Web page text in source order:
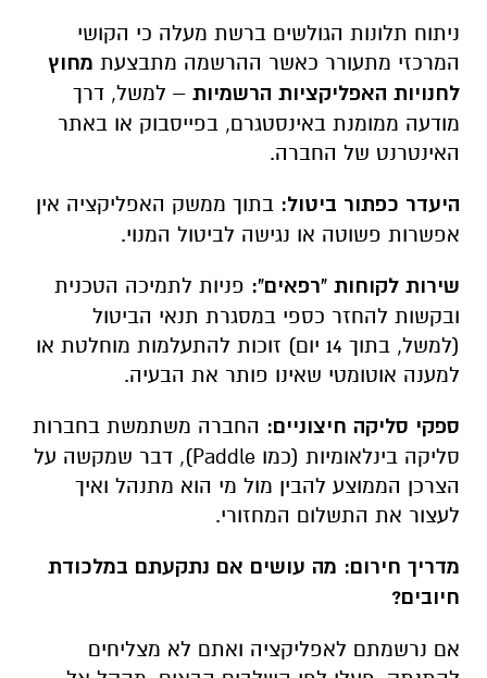
ניתוח תלונות הגולשים ברשת מעלה כי הקושי
המרכזי מתעורר כאשר ההרשמה מתבצעת מחוץ
לחנויות האפליקציות הרשמיות – למשל, דרך
מודעה ממומנת באינסטגרם, בפייסבוק או באתר
האינטרנט של החברה.
היעדר כפתור ביטול: בתוך ממשק האפליקציה אין
אפשרות פשוטה או נגישה לביטול המנוי.
שירות לקוחות "רפאים": פניות לתמיכה הטכנית
ובקשות להחזר כספי במסגרת תנאי הביטול
(למשל, בתוך 14 יום) זוכות להתעלמות מוחלטת או
למענה אוטומטי שאינו פותר את הבעיה.
ספקי סליקה חיצוניים: החברה משתמשת בחברות
סליקה בינלאומיות (כמו Paddle), דבר שמקשה על
הצרכן הממוצע להבין מול מי הוא מתנהל ואיך
לעצור את התשלום המחזורי.
מדריך חירום: מה עושים אם נתקעתם במלכודת
חיובים?
אם נרשמתם לאפליקציה ואתם לא מצליחים